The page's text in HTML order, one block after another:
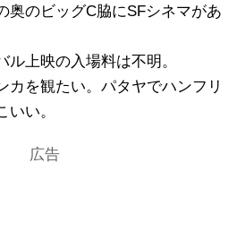
奥のビッグC脇にSFシネマがあ
ル上映の入場料は不明。
カを観たい。パタヤでハンフリ
い。
広告